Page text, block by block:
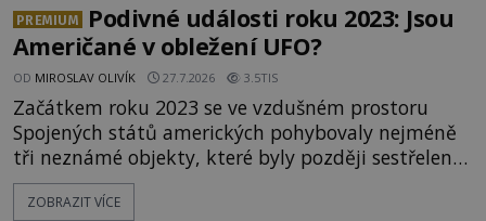
PREMIUM
Podivné události roku 2023: Jsou
Američané v obležení UFO?
OD MIROSLAV OLIVÍK 27.7.2026 3.5TIS
Začátkem roku 2023 se ve vzdušném prostoru
Spojených států amerických pohybovaly nejméně
tři neznámé objekty, které byly později sestřeleny.
Do dnešních dnů nebyly trosky těchto létajících
těles objeveny. Je možné, že šlo o nějaké nové
ZOBRAZIT VÍCE